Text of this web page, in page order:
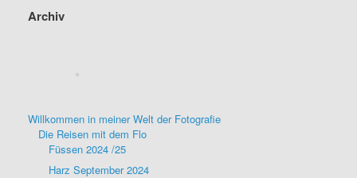
Archiv
Willkommen in meiner Welt der Fotografie
Die Reisen mit dem Flo
Füssen 2024 /25
Harz September 2024